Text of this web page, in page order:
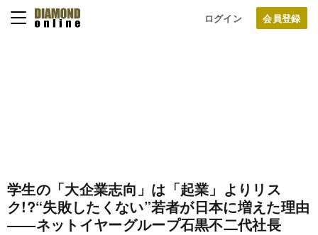
ログイン
学生の「大企業志向」は「起業」よりリス
ク!?“失敗したくない”若者が日本に増えた理由
――ネットイヤーグループ石黒不二代社長